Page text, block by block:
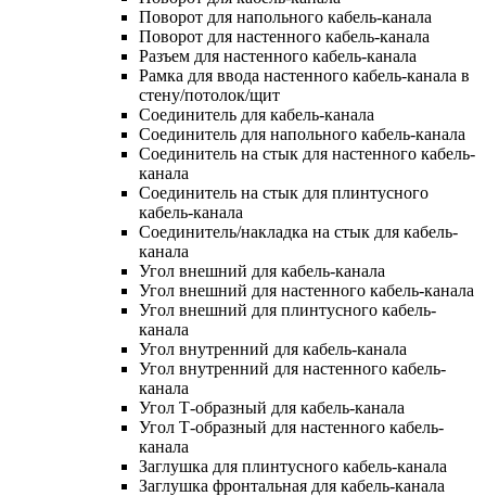
Поворот для напольного кабель-канала
Поворот для настенного кабель-канала
Разъем для настенного кабель-канала
Рамка для ввода настенного кабель-канала в
стену/потолок/щит
Соединитель для кабель-канала
Соединитель для напольного кабель-канала
Соединитель на стык для настенного кабель-
канала
Соединитель на стык для плинтусного
кабель-канала
Соединитель/накладка на стык для кабель-
канала
Угол внешний для кабель-канала
Угол внешний для настенного кабель-канала
Угол внешний для плинтусного кабель-
канала
Угол внутренний для кабель-канала
Угол внутренний для настенного кабель-
канала
Угол Т-образный для кабель-канала
Угол Т-образный для настенного кабель-
канала
Заглушка для плинтусного кабель-канала
Заглушка фронтальная для кабель-канала